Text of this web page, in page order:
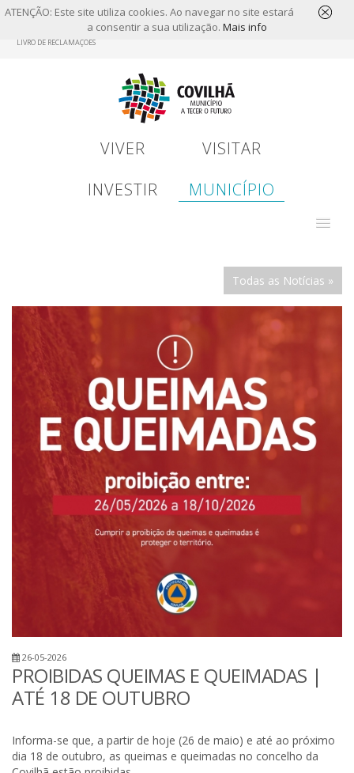
ATENÇÃO: Este site utiliza cookies. Ao navegar no site estará
a consentir a sua utilização. Mais info
LIVRO DE RECLAMAÇÕES
VIVER
VISITAR
INVESTIR
MUNICÍPIO
Todas as Notícias »
26-05-2026
PROIBIDAS QUEIMAS E QUEIMADAS |
ATÉ 18 DE OUTUBRO
Informa-se que, a partir de hoje (26 de maio) e até ao próximo
dia 18 de outubro, as queimas e queimadas no concelho da